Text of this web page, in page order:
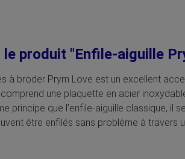
produit "Enfile-aiguille
à broder Prym Love est un excellent
comprend une plaquette en acier
principe que l’enfile-aiguille classique,
être enfilés sans problème à travers